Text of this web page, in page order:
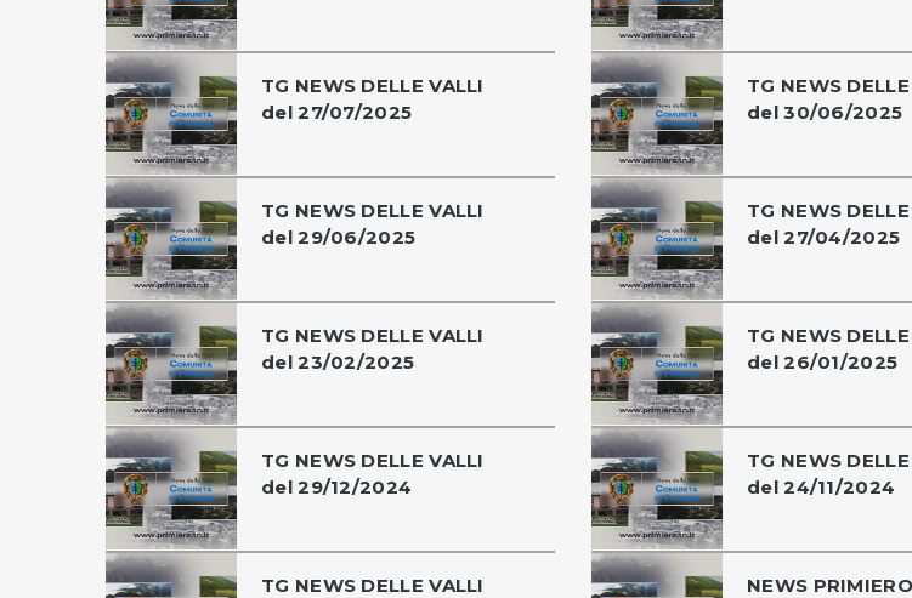
TG NEWS DELLE VALLI
del 27/07/2025
TG NEWS
del 30/06/2025
TG NEWS DELLE VALLI
del 29/06/2025
TG NEWS
del 27/04/2025
TG NEWS DELLE VALLI
del 23/02/2025
TG NEWS
del 26/01/2025
TG NEWS DELLE VALLI
del 29/12/2024
TG NEWS
del 24/11/2024
TG NEWS DELLE VALLI
NEWS PRIMIERO